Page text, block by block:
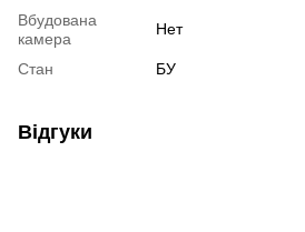
Вбудована
камера
Нет
Стан БУ
Відгуки